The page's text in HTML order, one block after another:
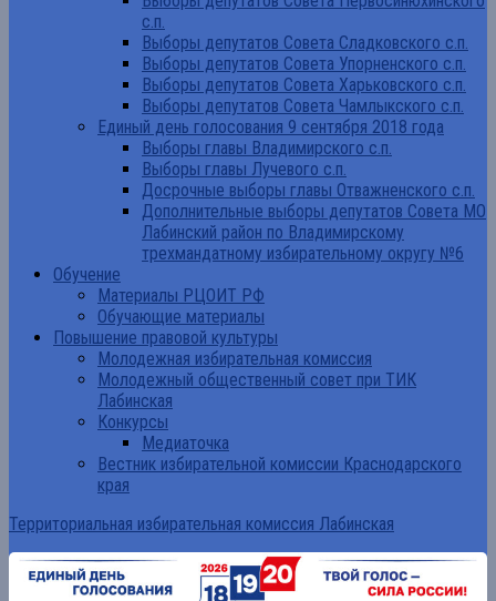
с.п.
Выборы депутатов Совета Сладковского с.п.
Выборы депутатов Совета Упорненского с.п.
Выборы депутатов Совета Харьковского с.п.
Выборы депутатов Совета Чамлыкского с.п.
Единый день голосования 9 сентября 2018 года
Выборы главы Владимирского с.п.
Выборы главы Лучевого с.п.
Досрочные выборы главы Отважненского с.п.
Дополнительные выборы депутатов Совета МО
Лабинский район по Владимирскому
трехмандатному избирательному округу №6
Обучение
Материалы РЦОИТ РФ
Обучающие материалы
Повышение правовой культуры
Молодежная избирательная комиссия
Молодежный общественный совет при ТИК
Лабинская
Конкурсы
Медиаточка
Вестник избирательной комиссии Краснодарского
края
Территориальная избирательная комиссия Лабинская